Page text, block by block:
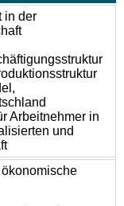
in der
Arbeitnehmer in
und